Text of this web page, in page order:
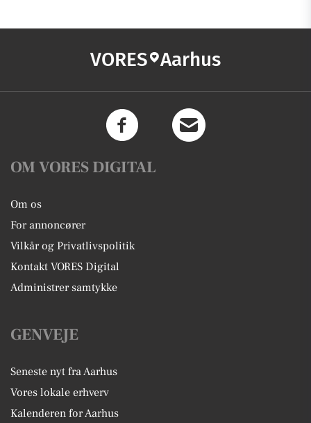
VORES Aarhus
OM VORES DIGITAL
Om os
For annoncører
Vilkår og Privatlivspolitik
Kontakt VORES Digital
Administrer samtykke
GENVEJE
Seneste nyt fra Aarhus
Vores lokale erhverv
Kalenderen for Aarhus